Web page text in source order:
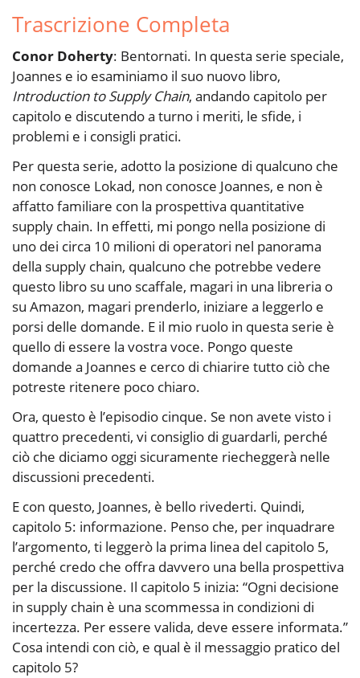
Trascrizione Completa
Conor Doherty: Bentornati. In questa serie speciale,
Joannes e io esaminiamo il suo nuovo libro,
Introduction to Supply Chain, andando capitolo per
capitolo e discutendo a turno i meriti, le sfide, i
problemi e i consigli pratici.
Per questa serie, adotto la posizione di qualcuno che
non conosce Lokad, non conosce Joannes, e non è
affatto familiare con la prospettiva quantitative
supply chain. In effetti, mi pongo nella posizione di
uno dei circa 10 milioni di operatori nel panorama
della supply chain, qualcuno che potrebbe vedere
questo libro su uno scaffale, magari in una libreria o
su Amazon, magari prenderlo, iniziare a leggerlo e
porsi delle domande. E il mio ruolo in questa serie è
quello di essere la vostra voce. Pongo queste
domande a Joannes e cerco di chiarire tutto ciò che
potreste ritenere poco chiaro.
Ora, questo è l’episodio cinque. Se non avete visto i
quattro precedenti, vi consiglio di guardarli, perché
ciò che diciamo oggi sicuramente riecheggerà nelle
discussioni precedenti.
E con questo, Joannes, è bello rivederti. Quindi,
capitolo 5: informazione. Penso che, per inquadrare
l’argomento, ti leggerò la prima linea del capitolo 5,
perché credo che offra davvero una bella prospettiva
per la discussione. Il capitolo 5 inizia: “Ogni decisione
in supply chain è una scommessa in condizioni di
incertezza. Per essere valida, deve essere informata.”
Cosa intendi con ciò, e qual è il messaggio pratico del
capitolo 5?